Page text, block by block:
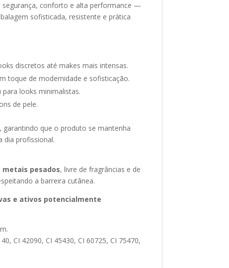
segurança, conforto e alta performance —
sofisticada, resistente e prática
discretos até makes mais intensas.
toque de modernidade e sofisticação.
looks minimalistas.
de pele.
que o produto se mantenha
dia profissional.
metais pesados, livre de fragrâncias e de
a barreira cutânea.
e ativos potencialmente
CI 42090, CI 45430, CI 60725, CI 75470,